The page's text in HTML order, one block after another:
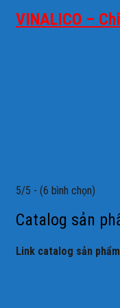
VINALICO –
5/5 - (6 bình chọn)
Catalog sản
Link catalog sản